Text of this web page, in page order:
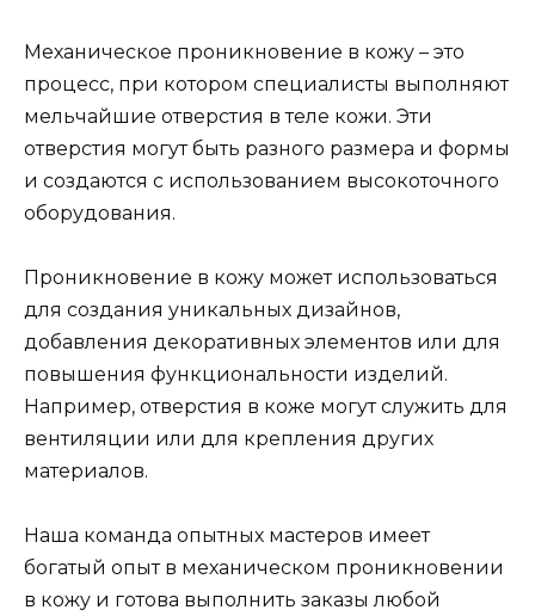
Механическое проникновение в кожу – это
процесс, при котором специалисты выполняют
мельчайшие отверстия в теле кожи. Эти
отверстия могут быть разного размера и формы
и создаются с использованием высокоточного
оборудования.
Проникновение в кожу может использоваться
для создания уникальных дизайнов,
добавления декоративных элементов или для
повышения функциональности изделий.
Например, отверстия в коже могут служить для
вентиляции или для крепления других
материалов.
Наша команда опытных мастеров имеет
богатый опыт в механическом проникновении
в кожу и готова выполнить заказы любой